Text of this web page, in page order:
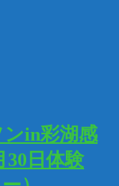
in彩湖感
30日体験